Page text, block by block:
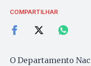
COMPARTILHAR
O Departamento